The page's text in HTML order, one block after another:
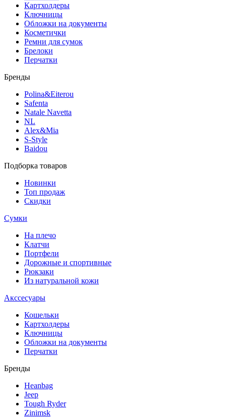
Картхолдеры
Ключницы
Обложки на документы
Косметички
Ремни для сумок
Брелоки
Перчатки
Бренды
Polina&Eiterou
Safenta
Natale Navetta
NL
Alex&Mia
S-Style
Baidou
Подборка товаров
Новинки
Топ продаж
Скидки
Сумки
На плечо
Клатчи
Портфели
Дорожные и спортивные
Рюкзаки
Из натуральной кожи
Акссесуары
Кошельки
Картхолдеры
Ключницы
Обложки на документы
Перчатки
Бренды
Heanbag
Jeep
Tough Ryder
Zinimsk